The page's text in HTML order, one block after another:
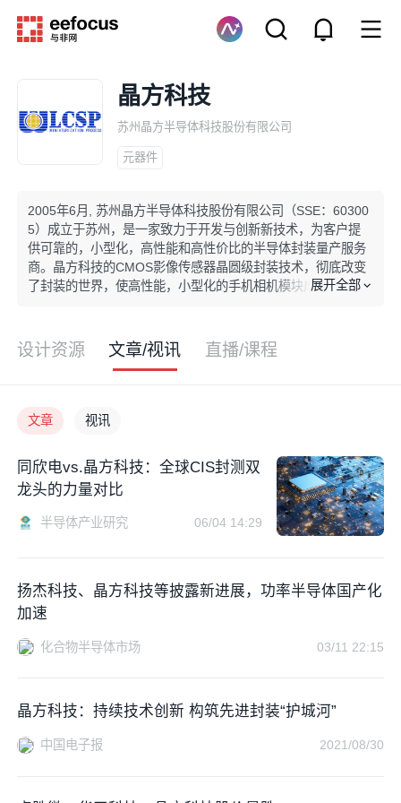
晶方科技
苏州晶方半导体科技股份有限公司
元器件
2005年6月, 苏州晶方半导体科技股份有限公司（SSE：60300
5）成立于苏州，是一家致力于开发与创新新技术，为客户提
供可靠的，小型化，高性能和高性价比的半导体封装量产服务
商。晶方科技的CMOS影像传感器晶圆级封装技术，彻底改变
了封装的世界，使高性能，小型化的手机相机模块成为可能。
电话，平板电脑，可穿戴电子等各类电子产品。公司及子公司
Optiz Inc.（位于Palo Alto，加州）将持续专注于技术创新。
展开全部
设计资源 文章/视讯 直播/课程
文章 视讯
同欣电vs.晶方科技：全球CIS封测双
龙头的力量对比
半导体产业研究 06/04 14:29
扬杰科技、晶方科技等披露新进展，功率半导体国产化
加速
化合物半导体市场 03/11 22:15
晶方科技：持续技术创新 构筑先进封装“护城河”
中国电子报 2021/08/30